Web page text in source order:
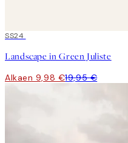
50%*
SS24
Landscape in Green Juliste
Alkaen 9,98 €19,95 €